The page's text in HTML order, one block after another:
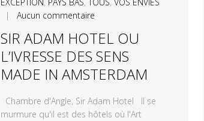
| Aucun commentaire
SIR ADAM HOTEL OU
L’IVRESSE DES SENS
MADE IN AMSTERDAM
Chambre d'Angle, Sir Adam Hotel Il se
murmure qu'il est des hôtels où l'Art